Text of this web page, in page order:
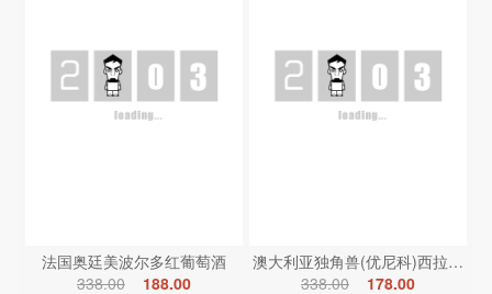
法国奥廷美波尔多红葡萄酒
338.00
188.00
澳大利亚独角兽(优尼科)西拉红葡
338.00
178.00